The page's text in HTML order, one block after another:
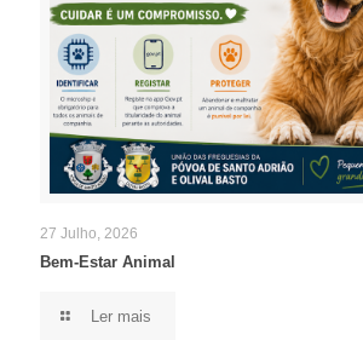
27 Julho, 2026
Bem-Estar Animal
Ler mais